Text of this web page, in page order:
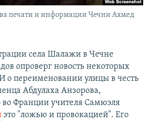
печати и информации Чечни Ахмед
села Шалажи в Чечне
опроверг новость некоторых
о переименовании улицы в честь
Абдулаха Анзорова,
во Франции учителя Самюэля
это "ложью и провокацией". Его